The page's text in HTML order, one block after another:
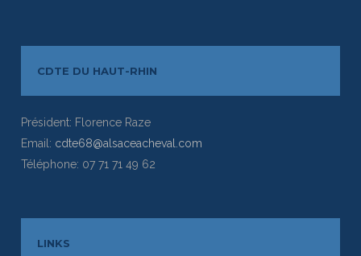
CDTE DU HAUT-RHIN
Président: Florence Raze
Email: cdte68@alsaceacheval.com
Téléphone: 07 71 71 49 62
LINKS